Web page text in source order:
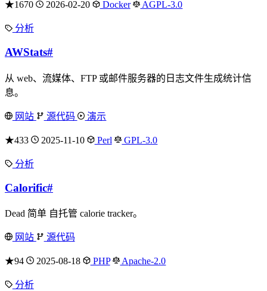
★1670 2026-02-20 Docker AGPL-3.0
分析
AWStats#
从 web、流媒体、FTP 或邮件服务器的日志文件生成统计信
息。
网站 源代码 演示
★433 2025-11-10 Perl GPL-3.0
分析
Calorific#
Dead 简单 自托管 calorie tracker。
网站 源代码
★94 2025-08-18 PHP Apache-2.0
分析